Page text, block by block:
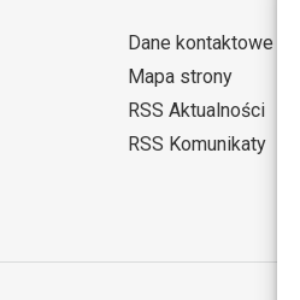
Dane kontaktowe
Mapa strony
RSS Aktualności
RSS Komunikaty